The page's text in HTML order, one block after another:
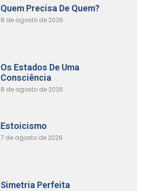
Quem Precisa De Quem?
8 de agosto de 2026
Os Estados De Uma
Consciência
8 de agosto de 2026
Estoicismo
7 de agosto de 2026
Simetria Perfeita